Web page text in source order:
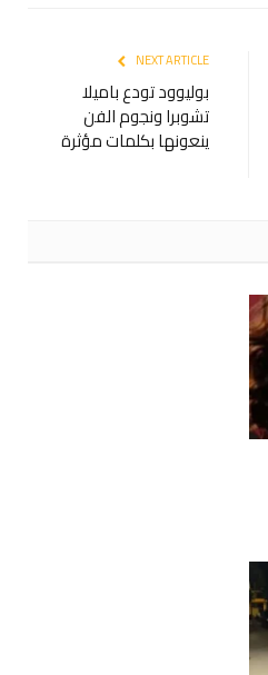
NEXT ARTICLE
بوليوود تودع باميلا
تشوبرا ونجوم الفن
ينعونها بكلمات مؤثرة